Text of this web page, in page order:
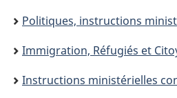
Politiques, instructions
Immigration, Réfugiés et Citoyenneté
Instructions ministérielles